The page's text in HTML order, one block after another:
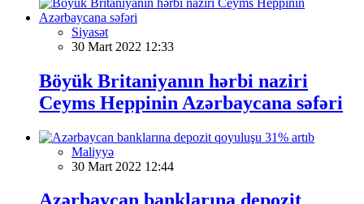
Siyasət
30 Mart 2022 12:33
Böyük Britaniyanın hərbi naziri
Ceyms Heppinin Azərbaycana səfəri
Maliyyə
30 Mart 2022 12:44